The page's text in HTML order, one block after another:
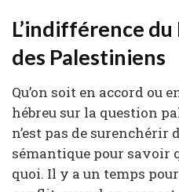
L’indifférence
des Palestiniens
Qu’on soit en accord ou
hébreu sur la question
n’est pas de
sémantique pour savoir
quoi. Il y a un temps